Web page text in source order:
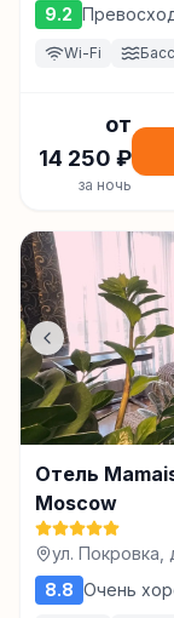
9.2
Wi-Fi
от
14 250 ₽
за ночь
Отель
Moscow
ул. Покровка,
8.8 Очень